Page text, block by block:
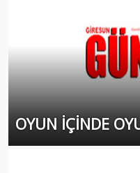
OYUN İÇİNDE